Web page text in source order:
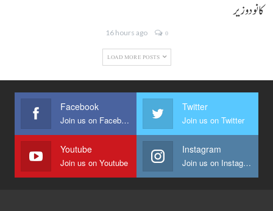
کانودوزیر
16 hours ago 0
LOAD MORE POSTS
Facebook
Join us on Facebook
Twitter
Join us on Twitter
Youtube
Join us on Youtube
Instagram
Join us on Instagram